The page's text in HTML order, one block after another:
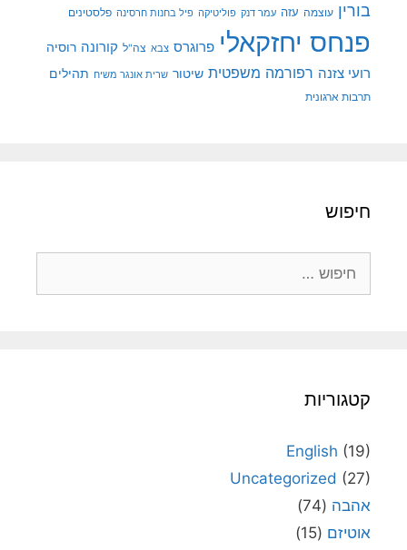
בורין עוצמה עזה עמר דנק פוליטיקה פיל בחנות חרסינה פלסטינים
פנחס יחזקאלי פרוגרס צבא צה"ל קורונה רוסיה
רועי צזנה רפורמה משפטית שיטור שרית אונגר משיח תהילים
תרבות ארגונית
חיפוש
קטגוריות
English (19)
Uncategorized (27)
אהבה (74)
אוטיזם (15)